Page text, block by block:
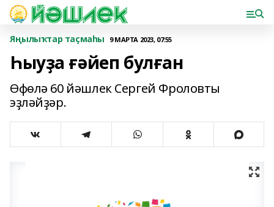
Яңылыҡтар таҫмаһы 9 МАРТА 2023, 07:55
Һыуҙа ғәйеп булған
Өфөлә 60 йәшлек Сергей Фроловты
эҙләйҙәр.